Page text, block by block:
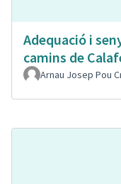
Adequació i
camins de
Arnau Josep Pou